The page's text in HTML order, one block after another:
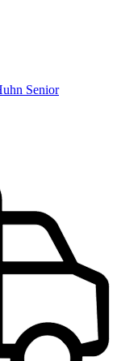
Senior